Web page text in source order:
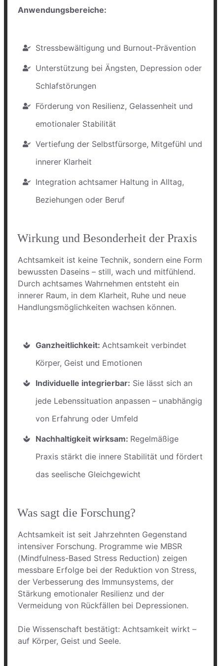
Anwendungsbereiche:
Stressbewältigung und Burnout-Prävention
Unterstützung bei Ängsten, Depression oder
Schlafstörungen
Förderung von Resilienz, Gelassenheit und
emotionaler Stabilität
Vertiefung der Selbstfürsorge, Mitgefühl und
innerer Klarheit
Integration achtsamer Haltung in Alltag,
Beziehungen oder Beruf
Wirkung und Besonderheit der Praxis
Achtsamkeit ist keine Technik, sondern eine Form
bewussten Daseins – still, wach und mitfühlend.
Durch achtsames Wahrnehmen entsteht ein
innerer Raum, in dem Klarheit, Ruhe und neue
Handlungsmöglichkeiten wachsen können.
Ganzheitlichkeit: Achtsamkeit verbindet
Körper, Geist und Emotionen
Individuelle integrierbar: Sie lässt sich an
jede Lebenssituation anpassen – unabhängig
von Erfahrung oder Umfeld
Nachhaltigkeit wirksam: Regelmäßige
Praxis stärkt die innere Stabilität und fördert
das seelische Gleichgewicht
Was sagt die Forschung?
Achtsamkeit ist seit Jahrzehnten Gegenstand
intensiver Forschung. Programme wie MBSR
(Mindfulness-Based Stress Reduction) zeigen
messbare Erfolge bei der Reduktion von Stress,
der Verbesserung des Immunsystems, der
Stärkung emotionaler Resilienz und der
Vermeidung von Rückfällen bei Depressionen.
Die Wissenschaft bestätigt: Achtsamkeit wirkt –
auf Körper, Geist und Seele.